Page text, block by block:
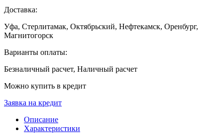
Доставка:
Уфа, Стерлитамак, Октябрьский, Нефтекамск, Оренбург,
Магнитогорск
Варианты оплаты:
Безналичный расчет, Наличный расчет
Можно купить в кредит
Заявка на кредит
Описание
Характеристики